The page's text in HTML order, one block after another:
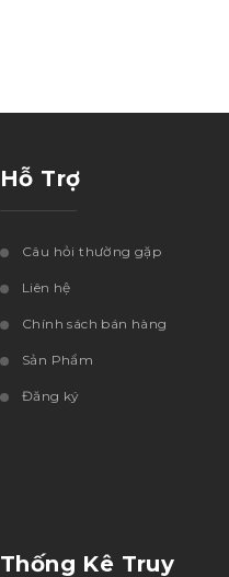
Hỗ Trợ
Câu hỏi thường gặp
Liên hệ
Chính sách bán hàng
Sản Phẩm
Đăng ký
Thống Kê Truy